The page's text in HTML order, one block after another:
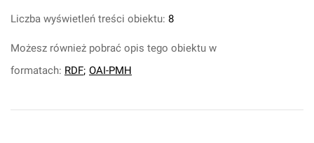
Liczba wyświetleń treści obiektu: 8
Możesz również pobrać opis tego obiektu w
formatach: RDF; OAI-PMH